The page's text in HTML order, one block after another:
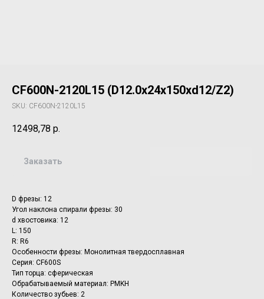
CF600N-2120L15 (D12.0x24x150xd12/Z2)
SKU: CF600N-2120L15
12498,78 р.
Заказать
D фрезы: 12
Угол наклона спирали фрезы: 30
d хвостовика: 12
L: 150
R: R6
Особенности фрезы: Монолитная твердосплавная
Серия: CF600S
Тип торца: сферическая
Обрабатываемый материал: PMKH
Количество зубьев: 2